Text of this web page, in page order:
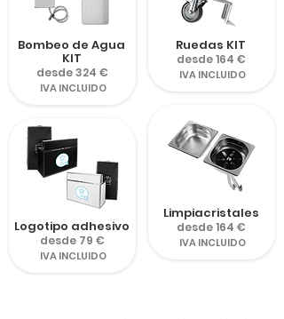
Bombeo de Agua
KIT
desde 324 €
IVA INCLUIDO
Logotipo adhesivo
desde 79 €
IVA INCLUIDO
Ruedas KIT
desde 164 €
IVA INCLUIDO
Limpiacristales
desde 164 €
IVA INCLUIDO